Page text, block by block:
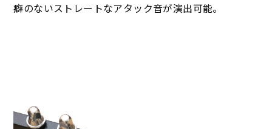
癖のないストレートなアタック音が演出可能。